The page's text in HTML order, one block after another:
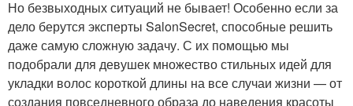
Но безвыходных ситуаций не бывает! Особенно если за
дело берутся эксперты SalonSecret, способные решить
даже самую сложную задачу. С их помощью мы
подобрали для девушек множество стильных идей для
укладки волос короткой длины на все случаи жизни — от
создания повседневного образа до наведения красоты